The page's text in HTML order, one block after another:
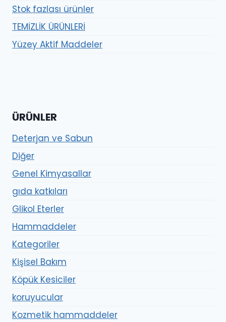
Stok fazlası ürünler
TEMİZLİK ÜRÜNLERİ
Yüzey Aktif Maddeler
ÜRÜNLER
Deterjan ve Sabun
Diğer
Genel Kimyasallar
gıda katkıları
Glikol Eterler
Hammaddeler
Kategoriler
Kişisel Bakım
Köpük Kesiciler
koruyucular
Kozmetik hammaddeler